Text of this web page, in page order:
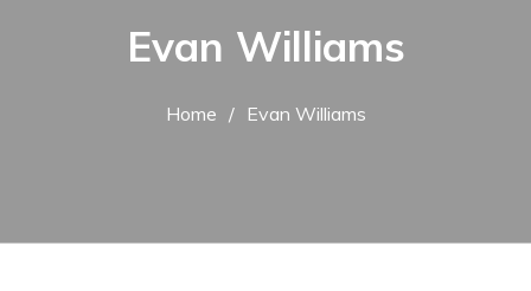
Evan Williams
Home Evan Williams